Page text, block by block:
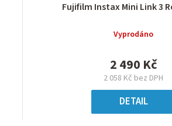
Fujifilm Instax Mini Link 3
Vyprodáno
2 058 Kč bez DPH
2 490 Kč
DETAIL